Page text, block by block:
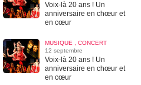
Voix-là 20 ans ! Un
anniversaire en chœur et
en cœur
MUSIQUE , CONCERT
12 septembre
Voix-là 20 ans ! Un
anniversaire en chœur et
en cœur